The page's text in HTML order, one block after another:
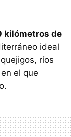
kilómetros de
ideal
ríos
el que